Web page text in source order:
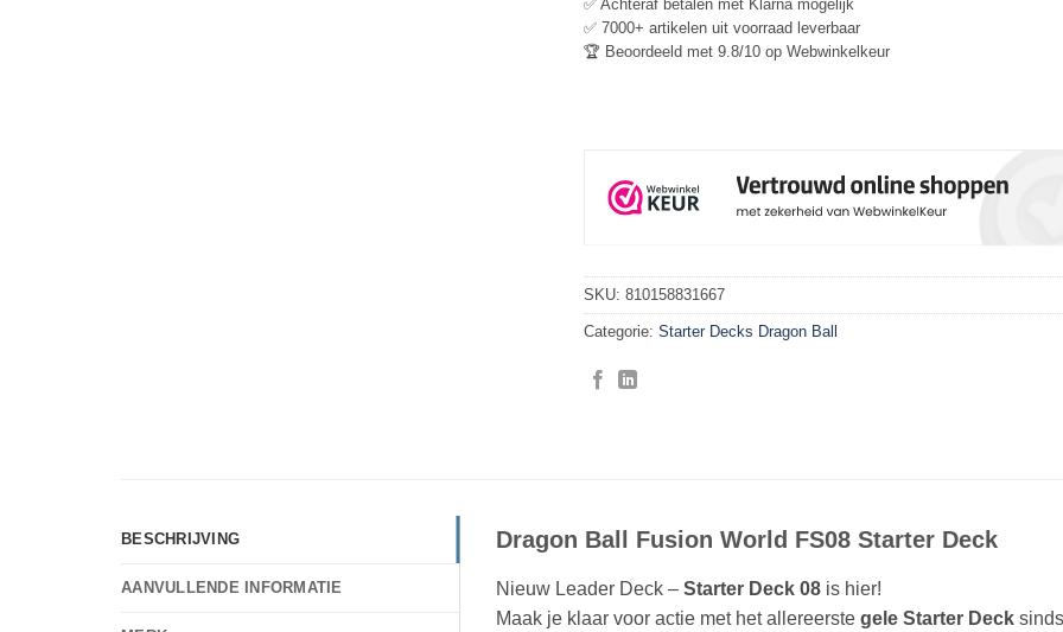
✅ Achteraf betalen met Klarna mogelijk
✅ 7000+ artikelen uit voorraad leverbaar
🏆 Beoordeeld met 9.8/10 op Webwinkelkeur
SKU: 810158831667
Categorie: Starter Decks Dragon Ball
BESCHRIJVING
AANVULLENDE INFORMATIE
Dragon Ball Fusion World FS08 Starter Deck
Nieuw Leader Deck – Starter Deck 08 is hier!
Maak je klaar voor actie met het allereerste gele Starter Deck